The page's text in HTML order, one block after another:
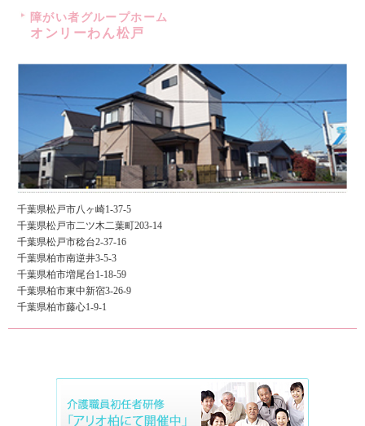
障がい者グループホーム
オンリーわん松戸
千葉県松戸市八ヶ崎1-37-5
千葉県松戸市二ツ木二葉町203-14
千葉県松戸市稔台2-37-16
千葉県柏市南逆井3-5-3
千葉県柏市増尾台1-18-59
千葉県柏市東中新宿3-26-9
千葉県柏市藤心1-9-1